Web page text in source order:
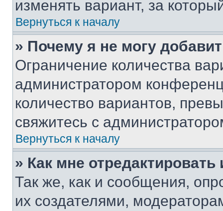
изменять вариант, за
Вернуться к началу
» Почему я не могу
Ограничение количества
администратором
количество вариантов,
свяжитесь с
Вернуться к началу
» Как мне
Так же, как и сообщения,
их создателями,